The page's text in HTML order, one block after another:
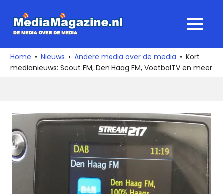
naar
media
over
de
MENU
Home Nieuws Andere media over de media
Kort
medianieuws: Scout FM, Den Haag FM, VoetbalTV en meer